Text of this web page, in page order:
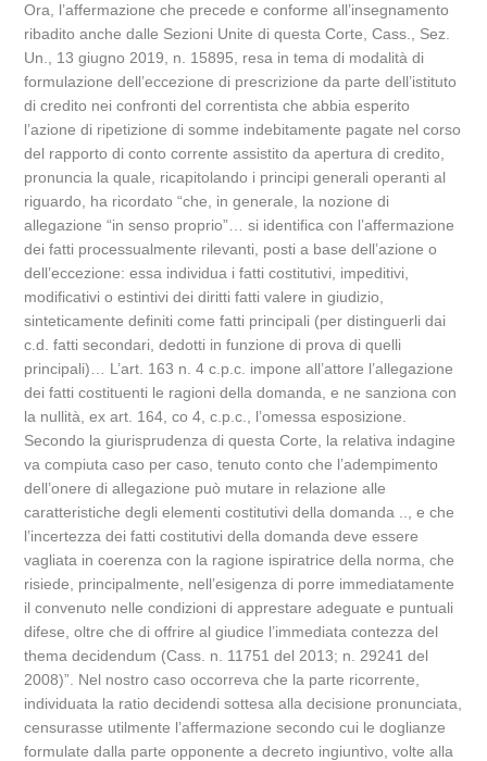
Ora, l’affermazione che precede e conforme all’insegnamento
ribadito anche dalle Sezioni Unite di questa Corte, Cass., Sez.
Un., 13 giugno 2019, n. 15895, resa in tema di modalità di
formulazione dell’eccezione di prescrizione da parte dell’istituto
di credito nei confronti del correntista che abbia esperito
l’azione di ripetizione di somme indebitamente pagate nel corso
del rapporto di conto corrente assistito da apertura di credito,
pronuncia la quale, ricapitolando i principi generali operanti al
riguardo, ha ricordato “che, in generale, la nozione di
allegazione “in senso proprio”… si identifica con l’affermazione
dei fatti processualmente rilevanti, posti a base dell’azione o
dell’eccezione: essa individua i fatti costitutivi, impeditivi,
modificativi o estintivi dei diritti fatti valere in giudizio,
sinteticamente definiti come fatti principali (per distinguerli dai
c.d. fatti secondari, dedotti in funzione di prova di quelli
principali)… L’art. 163 n. 4 c.p.c. impone all’attore l’allegazione
dei fatti costituenti le ragioni della domanda, e ne sanziona con
la nullità, ex art. 164, co 4, c.p.c., l’omessa esposizione.
Secondo la giurisprudenza di questa Corte, la relativa indagine
va compiuta caso per caso, tenuto conto che l’adempimento
dell’onere di allegazione può mutare in relazione alle
caratteristiche degli elementi costitutivi della domanda .., e che
l’incertezza dei fatti costitutivi della domanda deve essere
vagliata in coerenza con la ragione ispiratrice della norma, che
risiede, principalmente, nell’esigenza di porre immediatamente
il convenuto nelle condizioni di apprestare adeguate e puntuali
difese, oltre che di offrire al giudice l’immediata contezza del
thema decidendum (Cass. n. 11751 del 2013; n. 29241 del
2008)”. Nel nostro caso occorreva che la parte ricorrente,
individuata la ratio decidendi sottesa alla decisione pronunciata,
censurasse utilmente l’affermazione secondo cui le doglianze
formulate dalla parte opponente a decreto ingiuntivo, volte alla